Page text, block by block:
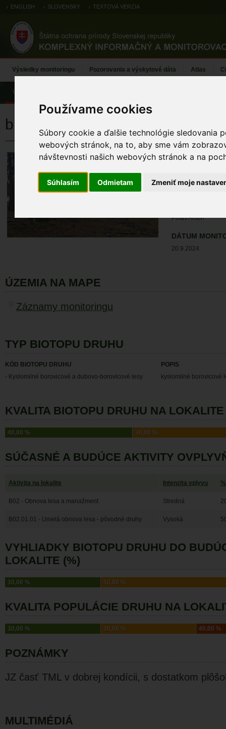
Používame cookies
Súbory cookie a ďalšie technológie sledovania
webových stránok, na to, aby sme vám
návštevnosti našich webových stránok a na
Súhlasím Odmietam Zmeniť moje
ENGLISH SLOVENSKY TEXTOVÁ VERZIA
Výsledky monitoringu Pozorovania a výskytové dáta Atlas
Úvod
bielomach sivý
bielomach
Potaš Anton
DÁTUM
20.9.2024
ÚZEMIA NA MAPE
Záznamy monitoringu
TYP BIOTOPU DRUHU
KÓD BIOTOPU DRUHU
- Kyslomilné borovicové a dubovo-borovicové lesy
POPIS
kyslomilné borovicové
KVALITA BIOTOPU DRUHU NA
40,00 % 30,00 %
SÚČASNÉ A BUDÚCE AKTIVITY
Aktivita na lokalite Intenzita vplyvu
B02 - Obnova lesa a manažment Stredná
B02.01.01 - Umelá obnova lesa - pôvodné druhy Vysoká
VYHLIADKY BIOTOPU DRUHU DO
LOKALITE (%)
30,00 % 50,00 %
KVALITA POPULÁCIE DRUHU NA
30,00 % 30,00 % 40,00 %
POZNÁMKY
JZ časť TML v dobrej kondícii, s dostatkom
MULTIMÉDIÁ